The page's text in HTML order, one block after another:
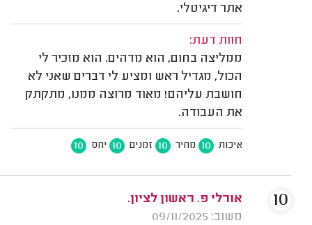
אתר דיגיטלי.
חוות דעת:
ממליצה בחום, הוא מדהים. הוא מזכיר לי
הכול, מגדיל ראש ומציע לי דברים שאני לא
חושבת עליהם! מאוד מרוצה ממנו, מתקתק
את העבודה.
איכות 10 מחיר 10 זמנים 10 יחס 10
אורלי פ. ראשון לציון.
משוב: 09/11/2025
10